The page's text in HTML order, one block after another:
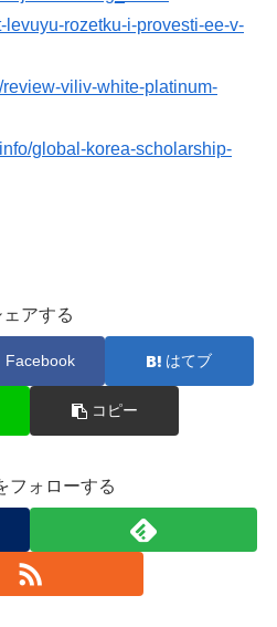
levuyu-rozetku-i-provesti-ee-v-
viliv-white-platinum-
global-korea-scholarship-
ェアする
Facebook はてブ
コピー
フォローする